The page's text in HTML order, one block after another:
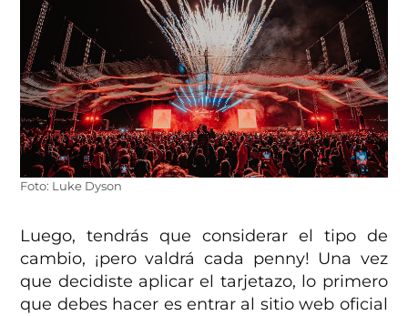
Foto: Luke Dyson
Luego, tendrás que considerar el tipo de
cambio, ¡pero valdrá cada penny! Una vez
que decidiste aplicar el tarjetazo, lo primero
que debes hacer es entrar al sitio web oficial